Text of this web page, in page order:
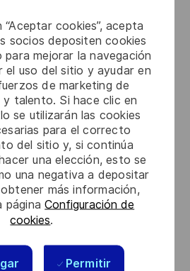
cookies”, acepta
socios depositen cookies
para mejorar la navegación
el uso del sitio y ayudar en
de marketing de
talento. Si hace clic en
se utilizarán las cookies
para el correcto
del sitio y, si continúa
una elección, esto se
una negativa a depositar
más información,
páginaConfiguración de
cookies.
Permitir
numérique du signal et en
outils de conception et de
(Vivado, Vitis HLS, VHDL…)
des normes de
systèmes télécom (CCSDS,
RCS2)
outils de traçabilité des exigences
(POLARION, DOORS,
sont des atouts que l’on